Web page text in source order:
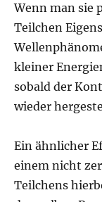
Wenn man sie
Teilchen
kleiner
sobald der
wieder
Ein ähnlicher
einem nicht
Teilchens